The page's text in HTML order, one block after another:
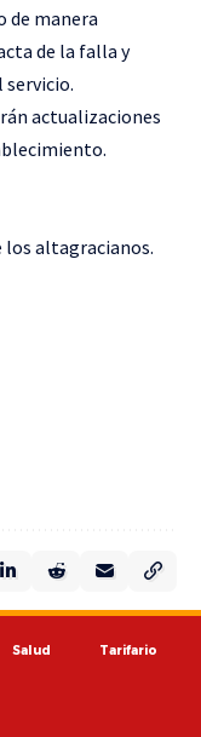
de manera
de la falla y
servicio.
actualizaciones
altagracianos.
Salud
Tarifario